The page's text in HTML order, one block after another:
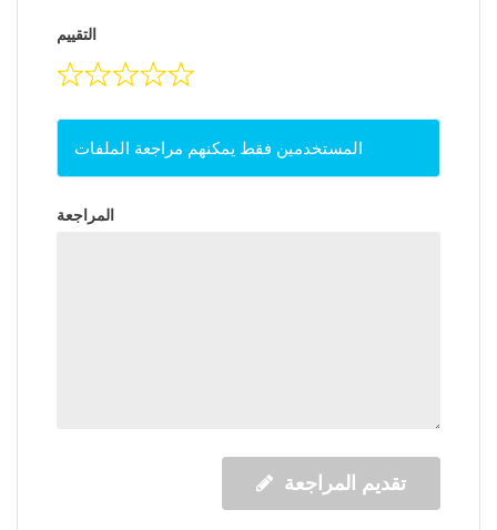
التقييم
المستخدمين فقط يمكنهم مراجعة الملفات
المراجعة
تقديم المراجعة